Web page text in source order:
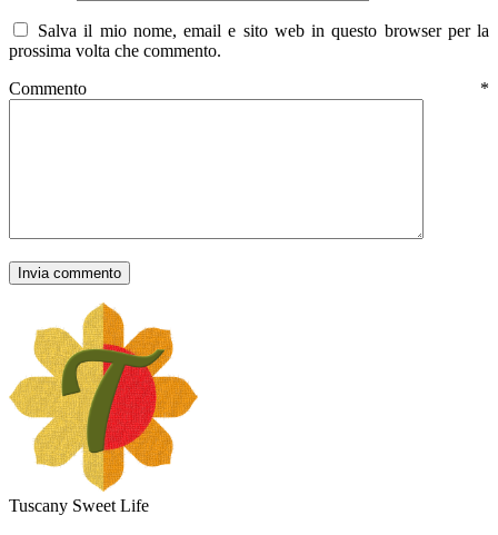
Salva il mio nome, email e sito web in questo browser per la
prossima volta che commento.
Commento *
Tuscany Sweet Life